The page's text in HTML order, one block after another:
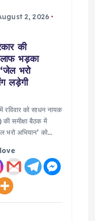
2, 2026
की
भड़का
भरो
लड़ेगी
रविवार को साधन नायक
समीक्षा बैठक में
भरो अभियान’ को…